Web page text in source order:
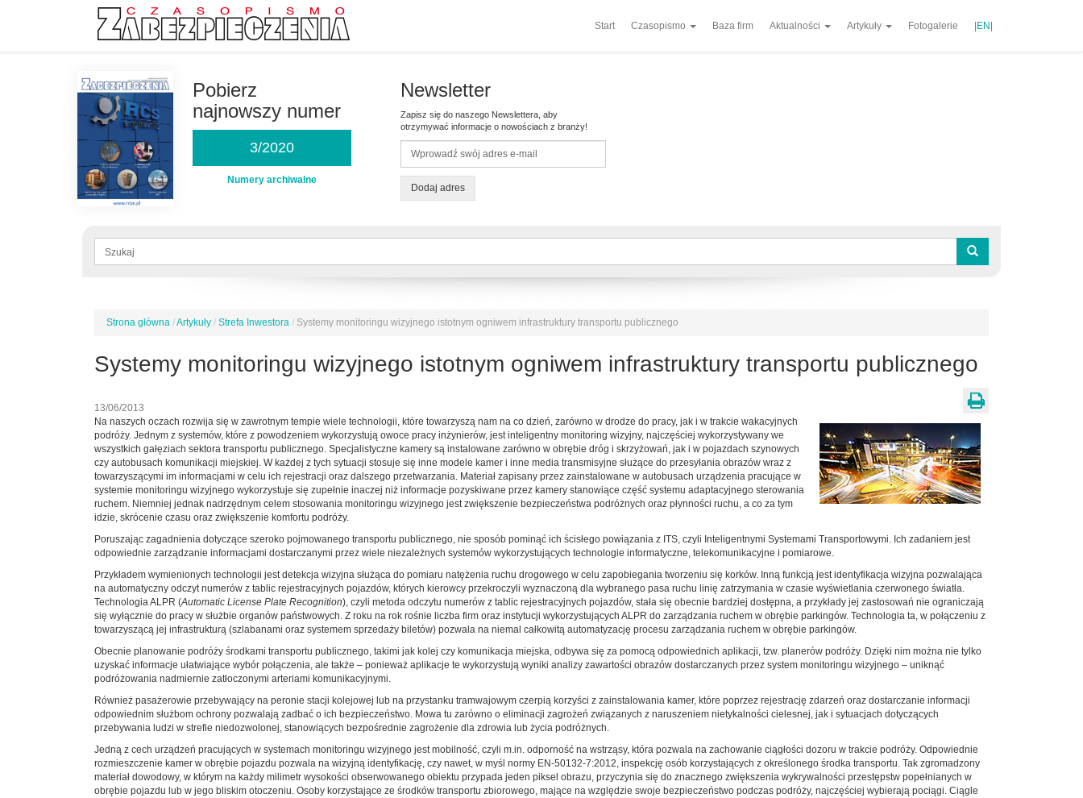
Start Czasopismo Baza firm Aktualności Artykuły Fotogalerie |EN|
Pobierz
najnowszy numer
3/2020
Numery archiwalne
Newsletter
Zapisz się do naszego Newslettera, aby
otrzymywać informacje o nowościach z branży!
Dodaj adres
Formularz
Jesteś
Strona główna /Artykuły / Strefa Inwestora / Systemy monitoringu wizyjnego istotnym ogniwem infrastruktury transportu publicznego
Systemy monitoringu wizyjnego istotnym ogniwem infrastruktury transportu publicznego
13/06/2013
Na naszych oczach rozwija się w zawrotnym tempie wiele technologii, które towarzyszą nam na co dzień, zarówno w drodze do pracy, jak i w trakcie wakacyjnych
podróży. Jednym z systemów, które z powodzeniem wykorzystują owoce pracy inżynierów, jest inteligentny monitoring wizyjny, najczęściej wykorzystywany we
wszystkich gałęziach sektora transportu publicznego. Specjalistyczne kamery są instalowane zarówno w obrębie dróg i skrzyżowań, jak i w pojazdach szynowych
czy autobusach komunikacji miejskiej. W każdej z tych sytuacji stosuje się inne modele kamer i inne media transmisyjne służące do przesyłania obrazów wraz z
towarzyszącymi im informacjami w celu ich rejestracji oraz dalszego przetwarzania. Materiał zapisany przez zainstalowane w autobusach urządzenia pracujące w
systemie monitoringu wizyjnego wykorzystuje się zupełnie inaczej niż informacje pozyskiwane przez kamery stanowiące część systemu adaptacyjnego sterowania
ruchem. Niemniej jednak nadrzędnym celem stosowania monitoringu wizyjnego jest zwiększenie bezpieczeństwa podróżnych oraz płynności ruchu, a co za tym
idzie, skrócenie czasu oraz zwiększenie komfortu podróży.
Poruszając zagadnienia dotyczące szeroko pojmowanego transportu publicznego, nie sposób pominąć ich ścisłego powiązania z ITS, czyli Inteligentnymi Systemami Transportowymi. Ich zadaniem jest
odpowiednie zarządzanie informacjami dostarczanymi przez wiele niezależnych systemów wykorzystujących technologie informatyczne, telekomunikacyjne i pomiarowe.
Przykładem wymienionych technologii jest detekcja wizyjna służąca do pomiaru natężenia ruchu drogowego w celu zapobiegania tworzeniu się korków. Inną funkcją jest identyfikacja wizyjna pozwalająca
na automatyczny odczyt numerów z tablic rejestracyjnych pojazdów, których kierowcy przekroczyli wyznaczoną dla wybranego pasa ruchu linię zatrzymania w czasie wyświetlania czerwonego światła.
Technologia ALPR (Automatic License Plate Recognition), czyli metoda odczytu numerów z tablic rejestracyjnych pojazdów, stała się obecnie bardziej dostępna, a przykłady jej zastosowań nie ograniczają
się wyłącznie do pracy w służbie organów państwowych. Z roku na rok rośnie liczba firm oraz instytucji wykorzystujących ALPR do zarządzania ruchem w obrębie parkingów. Technologia ta, w połączeniu z
towarzyszącą jej infrastrukturą (szlabanami oraz systemem sprzedaży biletów) pozwala na niemal całkowitą automatyzację procesu zarządzania ruchem w obrębie parkingów.
Obecnie planowanie podróży środkami transportu publicznego, takimi jak kolej czy komunikacja miejska, odbywa się za pomocą odpowiednich aplikacji, tzw. planerów podróży. Dzięki nim można nie tylko
uzyskać informacje ułatwiające wybór połączenia, ale także – ponieważ aplikacje te wykorzystują wyniki analizy zawartości obrazów dostarczanych przez system monitoringu wizyjnego – uniknąć
podróżowania nadmiernie zatłoczonymi arteriami komunikacyjnymi.
Również pasażerowie przebywający na peronie stacji kolejowej lub na przystanku tramwajowym czerpią korzyści z zainstalowania kamer, które poprzez rejestrację zdarzeń oraz dostarczanie informacji
odpowiednim służbom ochrony pozwalają zadbać o ich bezpieczeństwo. Mowa tu zarówno o eliminacji zagrożeń związanych z naruszeniem nietykalności cielesnej, jak i sytuacjach dotyczących
przebywania ludzi w strefie niedozwolonej, stanowiących bezpośrednie zagrożenie dla zdrowia lub życia podróżnych.
Jedną z cech urządzeń pracujących w systemach monitoringu wizyjnego jest mobilność, czyli m.in. odporność na wstrząsy, która pozwala na zachowanie ciągłości dozoru w trakcie podróży. Odpowiednie
rozmieszczenie kamer w obrębie pojazdu pozwala na wizyjną identyfikację, czy nawet, w myśl normy EN-50132-7:2012, inspekcję osób korzystających z określonego środka transportu. Tak zgromadzony
materiał dowodowy, w którym na każdy milimetr wysokości obserwowanego obiektu przypada jeden piksel obrazu, przyczynia się do znacznego zwiększenia wykrywalności przestępstw popełnianych w
obrębie pojazdu lub w jego bliskim otoczeniu. Osoby korzystające ze środków transportu zbiorowego, mające na względzie swoje bezpieczeństwo podczas podróży, najczęściej wybierają pociągi. Ciągle